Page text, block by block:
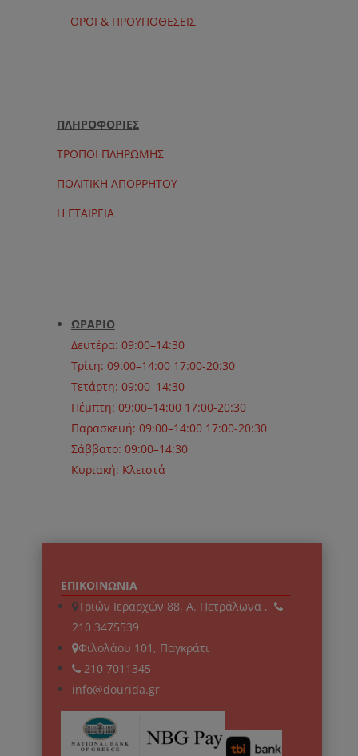
ΟΡΟΙ & ΠΡΟΥΠΟΘΕΣΕΙΣ
ΠΛΗΡΟΦΟΡΙΕΣ
ΤΡΟΠΟΙ ΠΛΗΡΩΜΗΣ
ΠΟΛΙΤΙΚΗ ΑΠΟΡΡΗΤΟΥ
Η ΕΤΑΙΡΕΙΑ
ΩΡΑΡΙΟ
Δευτέρα: 09:00–14:30
Τρίτη: 09:00–14:00 17:00-20:30
Τετάρτη: 09:00–14:30
Πέμπτη: 09:00–14:00 17:00-20:30
Παρασκευή: 09:00–14:00 17:00-20:30
Σάββατο: 09:00–14:30
Κυριακή: Κλειστά
ΕΠΙΚΟΙΝΩΝΙΑ
Τριών Ιεραρχών 88, Α. Πετράλωνα ,
210 3475539
Φιλολάου 101, Παγκράτι
210 7011345
info@dourida.gr